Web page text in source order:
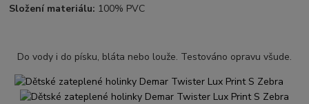
Složení materiálu: 100% PVC
Do vody i do písku, bláta nebo louže. Testováno opravu všude.